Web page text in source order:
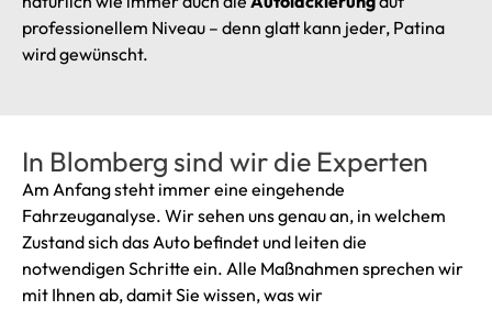
professionellem Niveau – denn glatt kann jeder, Patina
wird gewünscht.
In Blomberg sind wir die Experten
Am Anfang steht immer eine eingehende
Fahrzeuganalyse. Wir sehen uns genau an, in welchem
Zustand sich das Auto befindet und leiten die
notwendigen Schritte ein. Alle Maßnahmen sprechen wir
mit Ihnen ab, damit Sie wissen, was wir